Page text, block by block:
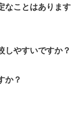
なことはあります
しやすいですか？
か？